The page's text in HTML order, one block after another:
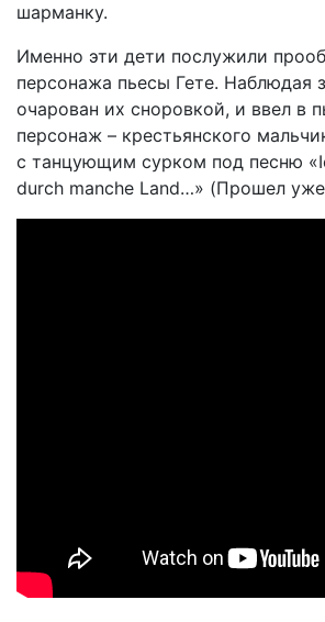
шарманку.
Именно эти дети послужили
персонажа пьесы Гете. Наблюдая
очарован их сноровкой, и ввел в
персонаж – крестьянского
с танцующим сурком под песню
durch manche Land…» (Прошел